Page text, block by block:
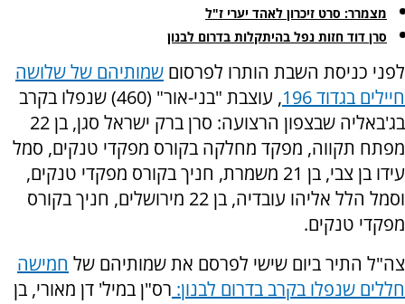
מצמרר: סרט זיכרון לאהד יערי ז"ל
סרן דוד חזות נפל בהיתקלות בדרום לבנון
לפני כניסת השבת הותרו לפרסום שמותיהם של שלושה
חיילים בגדוד 196
, עוצבת "בני-אור" (460) שנפלו בקרב
בג'באליה שבצפון הרצועה: סרן ברק ישראל סגן, בן 22
מפתח תקווה, מפקד מחלקה בקורס מפקדי טנקים, סמל
עידו בן צבי, בן 21 משמרת, חניך בקורס מפקדי טנקים,
וסמל הלל אליהו עובדיה, בן 22 מירושלים, חניך בקורס
מפקדי טנקים.
צה"ל התיר ביום שישי לפרסם את שמותיהם של חמישה
חללים שנפלו בקרב בדרום לבנון: רס"ן במיל' דן מאורי, בן